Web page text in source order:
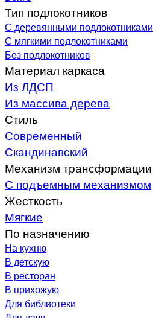
Тип подлокотников
С деревянными подлокотниками
С мягкими подлокотниками
Без подлокотников
Материал каркаса
Из ЛДСП
Из массива дерева
Стиль
Современный
Скандинавский
Механизм трансформации
С подъемным механизмом
Жесткость
Мягкие
По назначению
На кухню
В детскую
В ресторан
В прихожую
Для библиотеки